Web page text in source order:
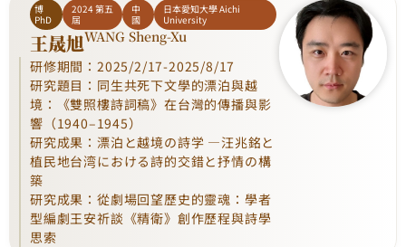
博
PhD
2024 第五
屆
中
國
日本愛知大學 Aichi
University
王晟旭WANG Sheng-Xu
研修期間：2025/2/17-2025/8/17
研究題目：同生共死下文學的漂泊與越
境：《雙照樓詩詞稿》在台灣的傳播與影
響（1940–1945）
研究成果：漂泊と越境の詩学 ―汪兆銘と
植民地台湾における詩的交錯と抒情の構
築
研究成果：從劇場回望歷史的靈魂：學者
型編劇王安祈談《精衛》創作歷程與詩學
思索